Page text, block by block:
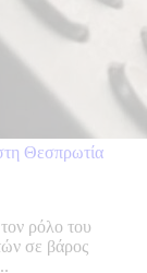
Θεσπρωτία
ρόλο του
σε βάρος